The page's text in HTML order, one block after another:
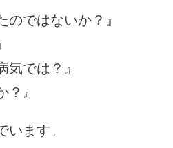
のではないか？』
気では？』
？』
います。